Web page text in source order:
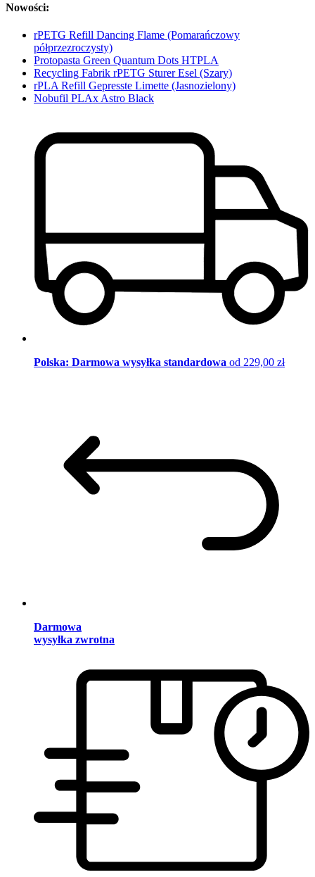
Nowości:
rPETG Refill Dancing Flame (Pomarańczowy
półprzezroczysty)
Protopasta Green Quantum Dots HTPLA
Recycling Fabrik rPETG Sturer Esel (Szary)
rPLA Refill Gepresste Limette (Jasnozielony)
Nobufil PLAx Astro Black
Polska: Darmowa wysyłka standardowa od 229,00 zł
Darmowa
wysyłka zwrotna